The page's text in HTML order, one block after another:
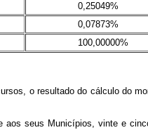
0,25049%
0,07873%
100,00000%
o resultado do cálculo do
seus Municípios, vinte e